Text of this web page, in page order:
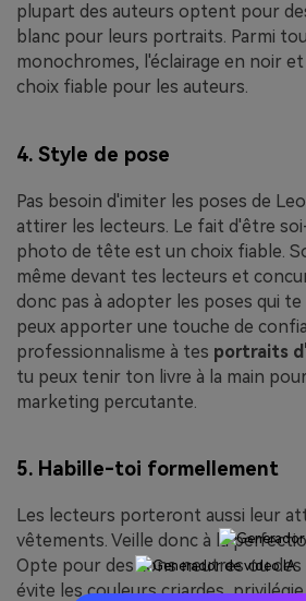
plupart des auteurs optent pour
blanc pour leurs portraits. Parmi
monochromes, l'éclairage en noir
choix fiable pour les auteurs.
4. Style de pose
Pas besoin d'imiter les poses de
attirer les lecteurs. Le fait d'être
photo de tête est un choix fiable.
même devant tes lecteurs et
donc pas à adopter les poses qui
peux apporter une touche de
professionnalisme à tes portraits
tu peux tenir ton livre à la main
marketing percutante.
5. Habille-toi formellement
Les lecteurs porteront aussi leur
vêtements. Veille donc à la
Opte pour des tons neutres ou
évite les couleurs criardes,